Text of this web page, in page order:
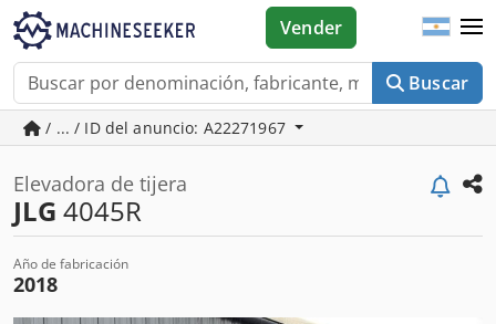
Buscar
Vender
/ ... / ID del anuncio: A22271967
Elevadora de tijera
JLG 4045R
Año de fabricación
2018